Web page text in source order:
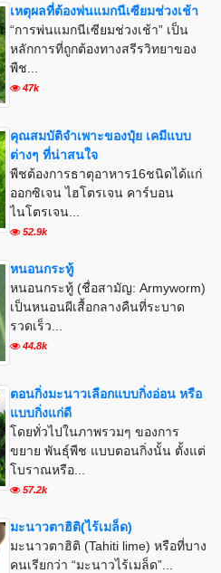
เหตุผลที่ต้องพ่นแมกนีเซียมช่วงเช้า
“การพ่นแมกนีเซียมช่วงเช้า” เป็น
หลักการที่ถูกต้องทางสรีรวิทยาของ
พืช...
47k
คุณสมบัติจำเพาะของปุ๋ย เคมีแบบ
ต่างๆ ที่น่าสนใจ
พืชต้องการธาตุอาหาร16ชนิดได้แก่
ออกซิเจน ไฮโตรเจน คาร์บอน
ไนโตรเจน...
52.9k
หนอนกระทู้
หนอนกระทู้ (ชื่อสามัญ: Armyworm)
เป็นหนอนผีเสื้อกลางคืนที่ระบาด
รวดเร็ว...
44.8k
ตอนกิ่งมะนาวเลือกแบบกิ่งอ่อน หรือ
แบบกิ่งแก่ดี
โดยทั่วไปในภาพรวมๆ ของการ
ขยาย พันธุ์พืช แบบตอนกิ่งนั้น ตั้งแต่
โบราณหรือ...
57.2k
มะนาวตาฮิติ(ไร้เมล็ด)
มะนาวตาฮิติ (Tahiti lime) หรือที่บาง
คนเรียกว่า “มะนาวไร้เมล็ด”...